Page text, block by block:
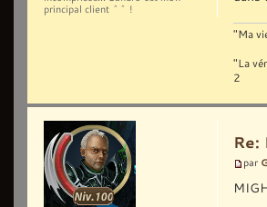
"Ma
"La
2
principal client ^^ !
Re:
par